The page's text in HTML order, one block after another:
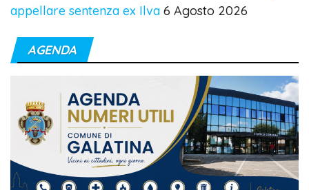
appellare sentenza ex Ilva 6 Agosto 2026
AGENDA